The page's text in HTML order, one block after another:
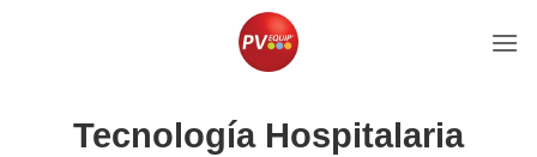
Tecnología Hospitalaria